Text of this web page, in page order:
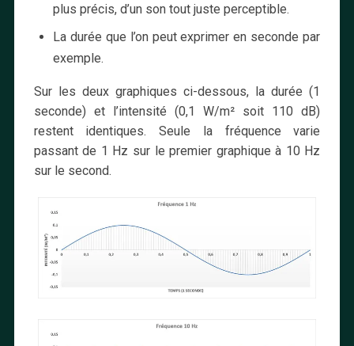
plus précis, d’un son tout juste perceptible.
La durée que l’on peut exprimer en seconde par
exemple.
Sur les deux graphiques ci-dessous, la durée (1
seconde) et l’intensité (0,1 W/m² soit 110 dB)
restent identiques. Seule la fréquence varie
passant de 1 Hz sur le premier graphique à 10 Hz
sur le second.